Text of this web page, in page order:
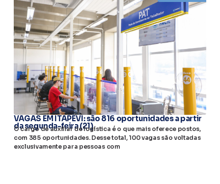
VAGAS EM ITAPEVI: são 816 oportunidades a partir
da segunda-feira (21)
O cargo de auxiliar de logística é o que mais oferece postos,
com 385 oportunidades. Desse total, 100 vagas são voltadas
exclusivamente para pessoas com